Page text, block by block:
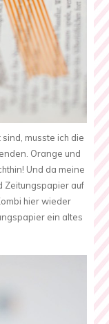
musste ich die
Orange und
Und da meine
Zeitungspapier auf
hier wieder
ein altes